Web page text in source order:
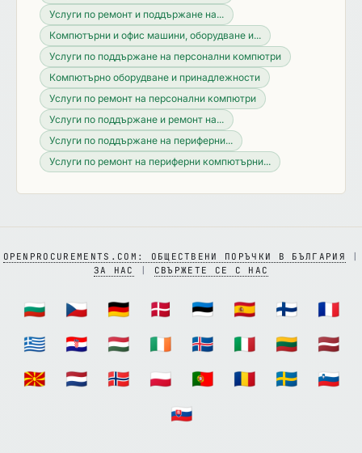
Услуги по ремонт и поддържане на...
Компютърни и офис машини, оборудване и...
Услуги по поддържане на персонални компютри
Компютърно оборудване и принадлежности
Услуги по ремонт на персонални компютри
Услуги по поддържане и ремонт на...
Услуги по поддържане на периферни...
Услуги по ремонт на периферни компютърни...
OPENPROCUREMENTS.COM: ОБЩЕСТВЕНИ ПОРЪЧКИ В БЪЛГАРИЯ
ЗА НАС
СВЪРЖЕТЕ СЕ С НАС
🇧🇬 🇨🇿 🇩🇪 🇩🇰 🇪🇪 🇪🇸 🇫🇮
🇫🇷
🇬🇷
🇭🇷 🇭🇺 🇮🇪 🇮🇸 🇮🇹 🇱🇹
🇱🇻
🇲🇰
🇳🇱 🇳🇴 🇵🇱 🇵🇹 🇷🇴 🇸🇪
🇸🇮
🇸🇰